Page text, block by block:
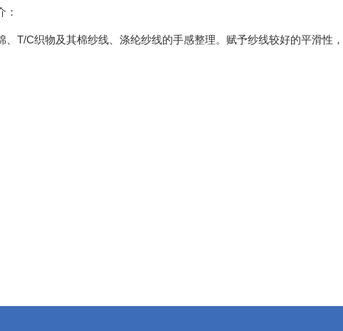
：
、T/C织物及其棉纱线、涤纶纱线的手感整理。赋予纱线较好的平滑性